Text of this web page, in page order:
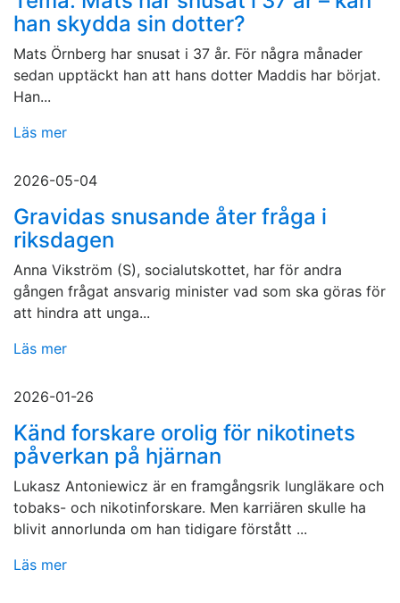
han skydda sin dotter?
Mats Örnberg har snusat i 37 år. För några månader
sedan upptäckt han att hans dotter Maddis har börjat.
Han...
Läs mer
2026-05-04
Gravidas snusande åter fråga i
riksdagen
Anna Vikström (S), socialutskottet, har för andra
gången frågat ansvarig minister vad som ska göras för
att hindra att unga...
Läs mer
2026-01-26
Känd forskare orolig för nikotinets
påverkan på hjärnan
Lukasz Antoniewicz är en framgångsrik lungläkare och
tobaks- och nikotinforskare. Men karriären skulle ha
blivit annorlunda om han tidigare förstått ...
Läs mer